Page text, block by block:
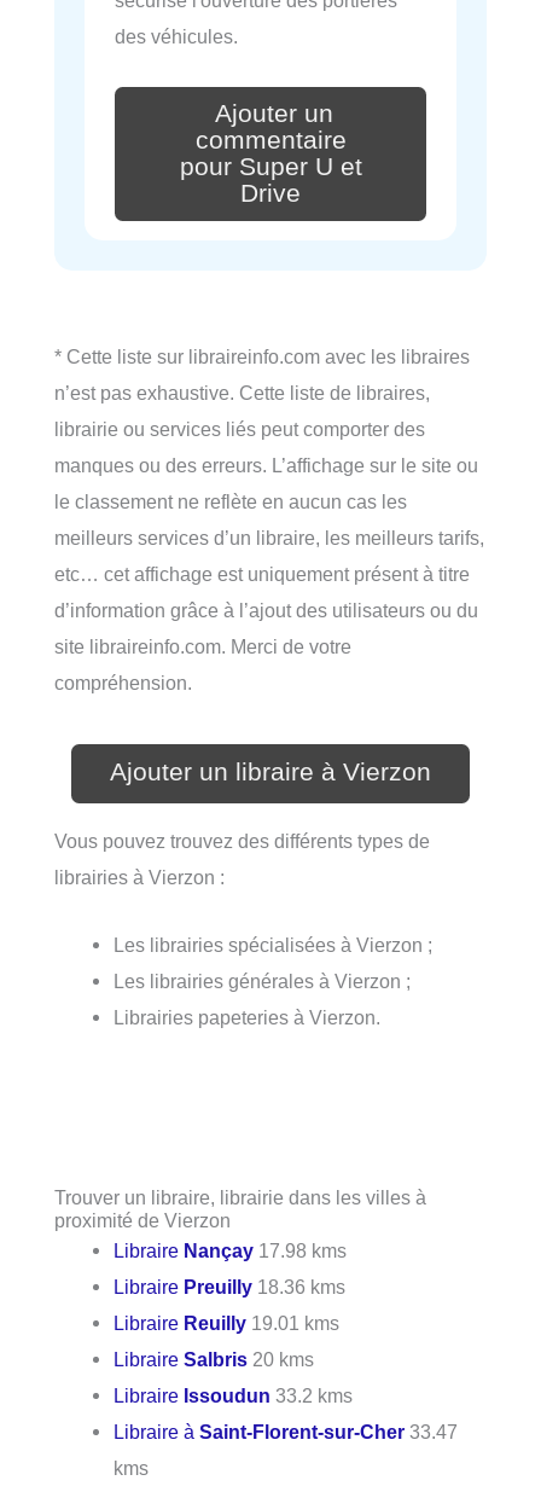
des véhicules.
Ajouter un
commentaire
pour Super U et
Drive
* Cette liste sur libraireinfo.com avec les libraires
n’est pas exhaustive. Cette liste de libraires,
librairie ou services liés peut comporter des
manques ou des erreurs. L’affichage sur le site ou
le classement ne reflète en aucun cas les
meilleurs services d’un libraire, les meilleurs tarifs,
etc… cet affichage est uniquement présent à titre
d’information grâce à l’ajout des utilisateurs ou du
site libraireinfo.com. Merci de votre
compréhension.
Ajouter un libraire à Vierzon
Vous pouvez trouvez des différents types de
librairies à Vierzon :
Les librairies spécialisées à Vierzon ;
Les librairies générales à Vierzon ;
Librairies papeteries à Vierzon.
Trouver un libraire, librairie dans les villes à
proximité de Vierzon
Libraire Nançay 17.98 kms
Libraire Preuilly 18.36 kms
Libraire Reuilly 19.01 kms
LibraireSalbris 20 kms
Libraire Issoudun 33.2 kms
Libraire àSaint-Florent-sur-Cher 33.47
kms